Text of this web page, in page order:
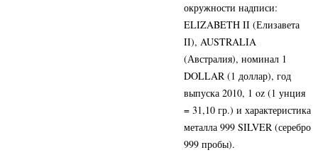
окружности надписи:
ELIZABETH II (Елизавета
II), AUSTRALIA
(Австралия), номинал 1
DOLLAR (1 доллар), год
выпуска 2010, 1 oz (1 унция
= 31,10 гр.) и характеристика
металла 999 SILVER (серебро
999 пробы).